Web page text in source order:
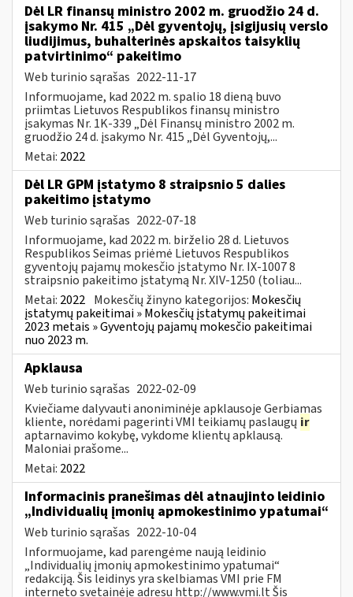
Dėl LR finansų ministro 2002 m. gruodžio 24 d.
įsakymo Nr. 415 „Dėl gyventojų, įsigijusių verslo
liudijimus, buhalterinės apskaitos taisyklių
patvirtinimo“ pakeitimo
Web turinio sąrašas 2022-11-17
Informuojame, kad 2022 m. spalio 18 dieną buvo
priimtas Lietuvos Respublikos finansų ministro
įsakymas Nr. 1K-339 „Dėl Finansų ministro 2002 m.
gruodžio 24 d. įsakymo Nr. 415 „Dėl Gyventojų,...
Metai: 2022
Dėl LR GPM įstatymo 8 straipsnio 5 dalies
pakeitimo įstatymo
Web turinio sąrašas 2022-07-18
Informuojame, kad 2022 m. birželio 28 d. Lietuvos
Respublikos Seimas priėmė Lietuvos Respublikos
gyventojų pajamų mokesčio įstatymo Nr. IX-1007 8
straipsnio pakeitimo įstatymą Nr. XIV-1250 (toliau...
Metai: 2022 Mokesčių žinyno kategorijos: Mokesčių
įstatymų pakeitimai » Mokesčių įstatymų pakeitimai
2023 metais » Gyventojų pajamų mokesčio pakeitimai
nuo 2023 m.
Apklausa
Web turinio sąrašas 2022-02-09
Kviečiame dalyvauti anoniminėje apklausoje Gerbiamas
kliente, norėdami pagerinti VMI teikiamų paslaugų ir
aptarnavimo kokybę, vykdome klientų apklausą.
Maloniai prašome...
Metai: 2022
Informacinis pranešimas dėl atnaujinto leidinio
„Individualių įmonių apmokestinimo ypatumai“
Web turinio sąrašas 2022-10-04
Informuojame, kad parengėme naują leidinio
„Individualių įmonių apmokestinimo ypatumai“
redakciją. Šis leidinys yra skelbiamas VMI prie FM
interneto svetainėje adresu http://www.vmi.lt Šis